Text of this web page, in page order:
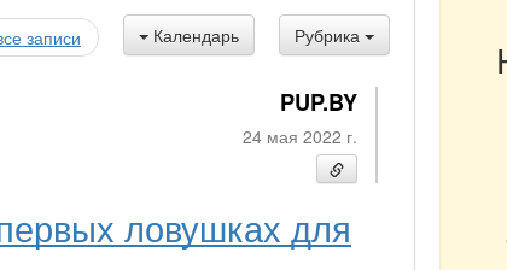
Рубрика
Календарь
записи
PUP.BY
24 мая 2022 г.
ловушках для